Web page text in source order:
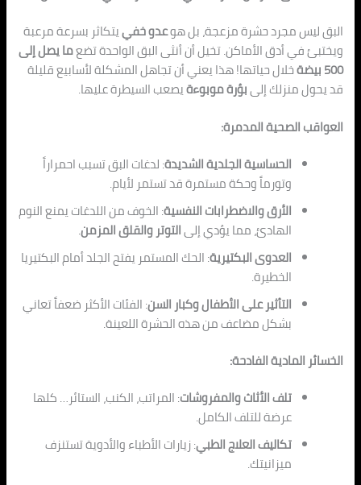
البقليس مجرد حشرة مزعجة، بل هوعدو خفييتكاثر بسرعة مرعبة
ويختبئ في أدق الأماكن. تخيل أن أنثى البق الواحدة تضعما يصل إلى
500 بيضة
خلال حياتها! هذا يعني أن تجاهلالمشكلة لأسابيع قليلة
قد يحول منزلك إلىبؤرة موبوءةيصعب السيطرة عليها.
العواقب الصحية المدمرة:
الحساسية الجلدية الشديدة: لدغات البق تسبب احمراراً
وتورماً وحكة مستمرة قد تستمر لأيام.
الأرق والاضطرابات النفسية: الخوف من اللدغات يمنع النوم
الهادئ، مما يؤدي إلىالتوتر والقلق المزمن.
العدوى البكتيرية: الحكالمستمر يفتح الجلد أمام البكتيريا
الخطيرة.
التأثير على الأطفال وكبار السن: الفئات الأكثر ضعفاً تعاني
بشكل مضاعف من هذه الحشرة اللعينة.
الخسائر المادية الفادحة:
تلف الأثاث والمفروشات: المراتب، الكنب، الستائر… كلها
عرضة للتلف الكامل.
تكاليف العلاج الطبي: زيارات الأطباء والأدوية تستنزف
ميزانيتك.